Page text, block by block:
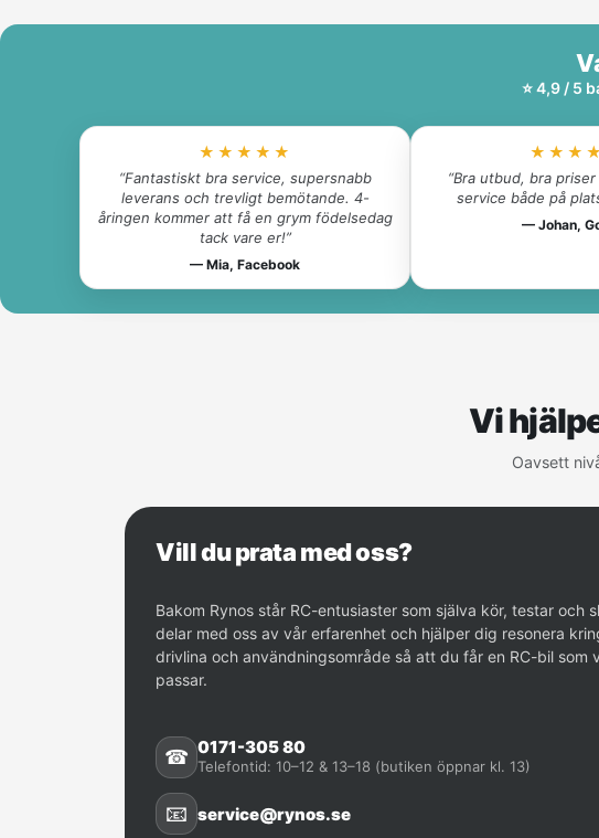
⭐ 4,9 / 5
★★★★★
“Fantastiskt bra service, supersnabb
leverans och trevligt bemötande. 4-
åringen kommer att få en grym födelsedag
tack vare er!”
— Mia, Facebook
“Bra utbud, bra
service både på
— Johan,
Vi
Oavsett
Vill du prata med oss?
Bakom Rynos står RC-entusiaster som själva kör, testar och
delar med oss av vår erfarenhet och hjälper dig resonera
drivlina och användningsområde så att du får en RC-bil som
passar.
☎ 0171-305 80
Telefontid: 10–12 & 13–18 (butiken öppnar kl. 13)
📧 service@rynos.se